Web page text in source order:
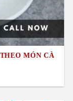
MÓN CÀ